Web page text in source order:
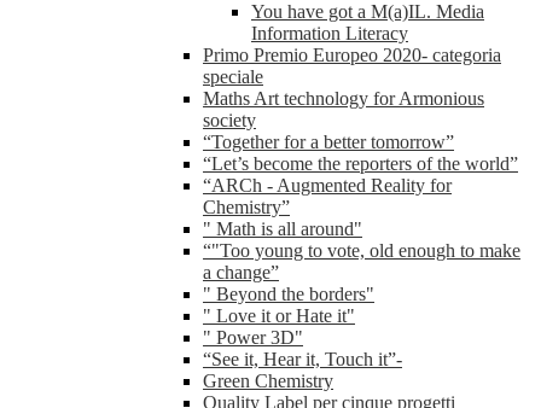
You have got a M(a)IL. Media
Information Literacy
Primo Premio Europeo 2020- categoria
speciale
Maths Art technology for Armonious
society
“Together for a better tomorrow”
“Let’s become the reporters of the world”
“ARCh - Augmented Reality for
Chemistry”
" Math is all around"
“"Too young to vote, old enough to make
a change”
" Beyond the borders"
" Love it or Hate it"
" Power 3D"
“See it, Hear it, Touch it”-
Green Chemistry
Quality Label per cinque progetti